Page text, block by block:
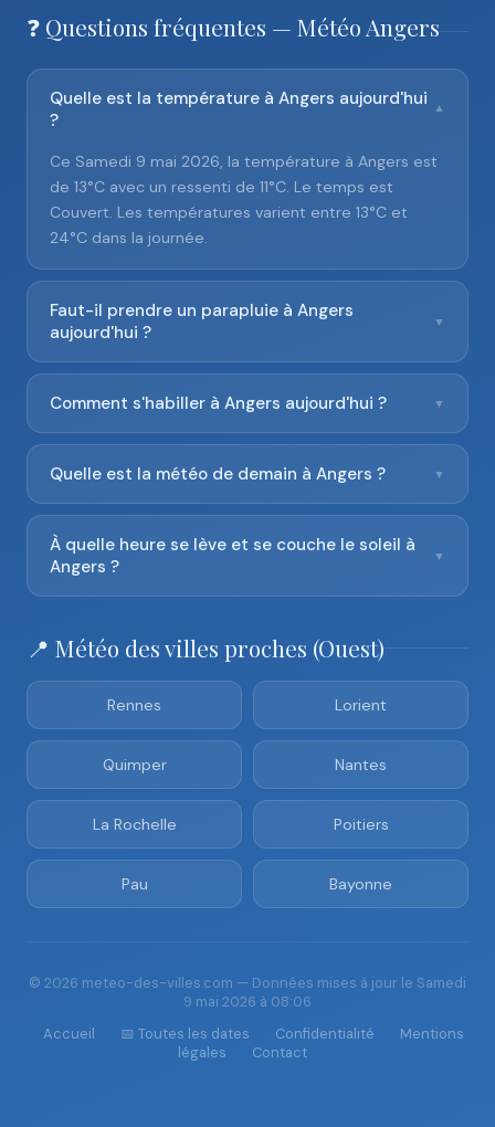
❓ Questions fréquentes — Météo Angers
Quelle est la température à Angers aujourd'hui
?
▼
Ce Samedi 9 mai 2026, la température à Angers est
de 13°C avec un ressenti de 11°C. Le temps est
Couvert. Les températures varient entre 13°C et
24°C dans la journée.
Faut-il prendre un parapluie à Angers
aujourd'hui ?
▼
Comment s'habiller à Angers aujourd'hui ? ▼
Quelle est la météo de demain à Angers ? ▼
À quelle heure se lève et se couche le soleil à
Angers ?
▼
📍 Météo des villes proches (Ouest)
Rennes Lorient
Quimper Nantes
La Rochelle Poitiers
Pau Bayonne
© 2026 meteo-des-villes.com — Données mises à jour le Samedi
9 mai 2026 à 08:06
Accueil
📅 Toutes les dates Confidentialité
Mentions
légales
Contact